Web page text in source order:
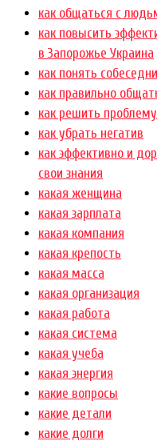
как общаться с
как повысить
в Запорожье Украина
как понять
как правильно
как решить проблему
как убрать негатив
как эффективно и
свои знания
какая женщина
какая зарплата
какая компания
какая крепость
какая масса
какая организация
какая работа
какая система
какая учеба
какая энергия
какие вопросы
какие детали
какие долги